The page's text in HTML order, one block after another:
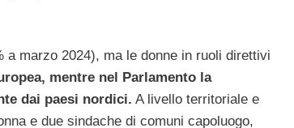
marzo 2024), ma le donne in ruoli direttivi
mentre nel Parlamento la
dai paesi nordici. A livello territoriale e
e due sindache di comuni capoluogo,